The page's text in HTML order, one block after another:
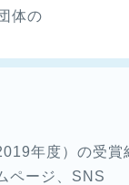
体の
年度）の受賞
ページ、SNS